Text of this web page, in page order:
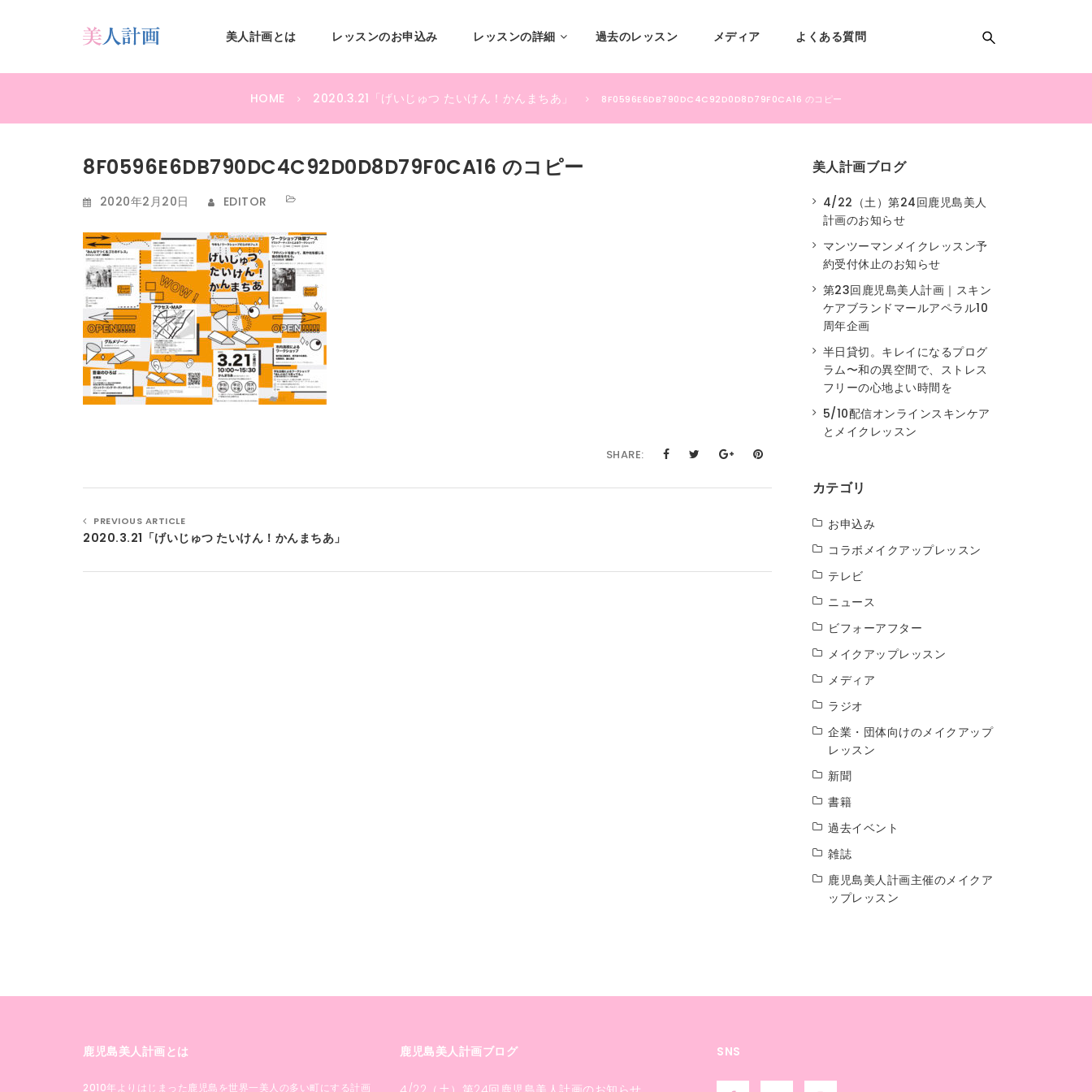
美人計画とは レッスンのお申込み レッスンの詳細 過去のレッスン メディア よくある質問
HOME 2020.3.21「げいじゅつ たいけん！かんまちあ」 8F0596E6DB790DC4C92D0D8D79F0CA16 のコピー
8F0596E6DB790DC4C92D0D8D79F0CA16 のコピー
2020年2月20日 EDITOR
SHARE:
PREVIOUS ARTICLE
2020.3.21「げいじゅつ たいけん！かんまちあ」
美人計画ブログ
4/22（土）第24回鹿児島美人
計画のお知らせ
マンツーマンメイクレッスン予
約受付休止のお知らせ
第23回鹿児島美人計画｜スキン
ケアブランドマールアペラル10
周年企画
半日貸切。キレイになるプログ
ラム〜和の異空間で、ストレス
フリーの心地よい時間を
5/10配信オンラインスキンケア
とメイクレッスン
カテゴリ
お申込み
コラボメイクアップレッスン
テレビ
ニュース
ビフォーアフター
メイクアップレッスン
メディア
ラジオ
企業・団体向けのメイクアップ
レッスン
新聞
書籍
過去イベント
雑誌
鹿児島美人計画主催のメイクア
ップレッスン
鹿児島美人計画とは
2010年よりはじまった鹿児島を世界一美人の多い町にする計画
鹿児島美人計画ブログ SNS